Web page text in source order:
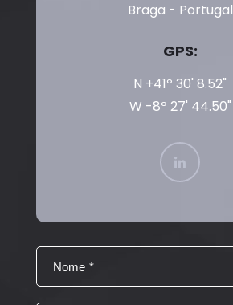
Braga - Portugal
GPS:
N +41º 30' 8.52"
W -8º 27' 44.50"